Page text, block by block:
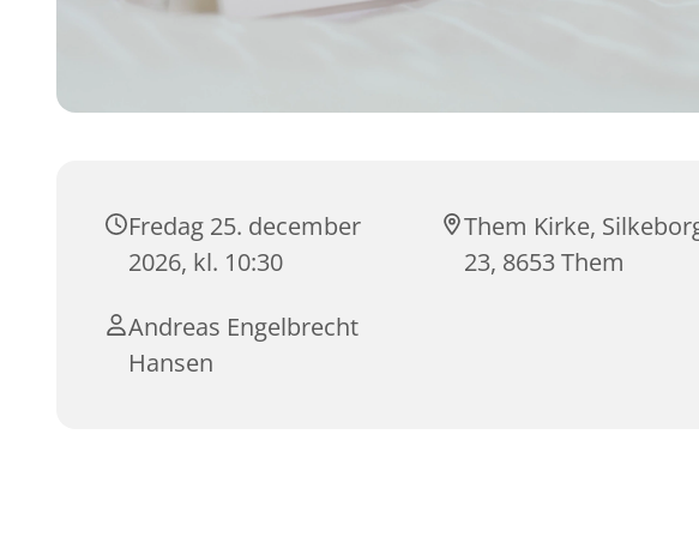
Fredag 25. december
2026, kl. 10:30
Them Kirke,
23, 8653 Them
Andreas Engelbrecht
Hansen